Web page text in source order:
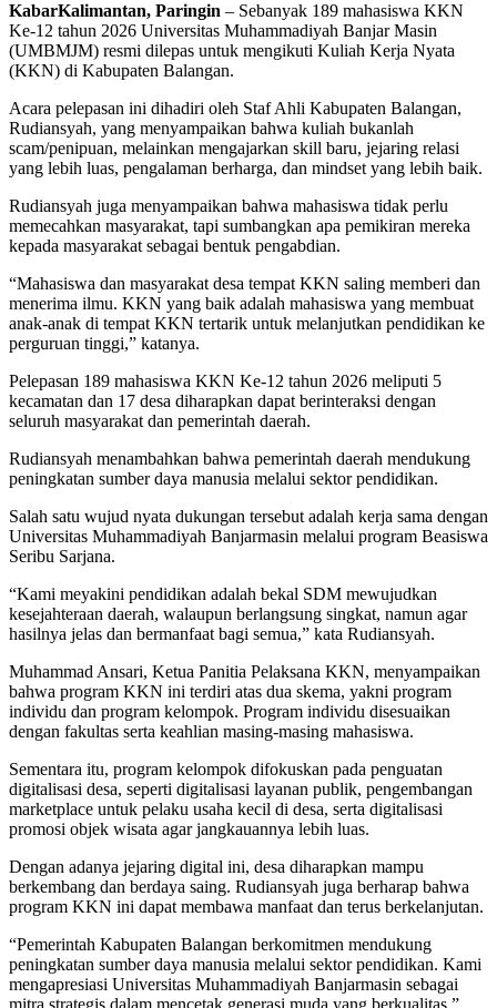
KabarKalimantan, Paringin – Sebanyak 189 mahasiswa KKN
Ke-12 tahun 2026 Universitas Muhammadiyah Banjar Masin
(UMBMJM) resmi dilepas untuk mengikuti Kuliah Kerja Nyata
(KKN) di Kabupaten Balangan.
Acara pelepasan ini dihadiri oleh Staf Ahli Kabupaten Balangan,
Rudiansyah, yang menyampaikan bahwa kuliah bukanlah
scam/penipuan, melainkan mengajarkan skill baru, jejaring relasi
yang lebih luas, pengalaman berharga, dan mindset yang lebih baik.
Rudiansyah juga menyampaikan bahwa mahasiswa tidak perlu
memecahkan masyarakat, tapi sumbangkan apa pemikiran mereka
kepada masyarakat sebagai bentuk pengabdian.
“Mahasiswa dan masyarakat desa tempat KKN saling memberi dan
menerima ilmu. KKN yang baik adalah mahasiswa yang membuat
anak-anak di tempat KKN tertarik untuk melanjutkan pendidikan ke
perguruan tinggi,” katanya.
Pelepasan 189 mahasiswa KKN Ke-12 tahun 2026 meliputi 5
kecamatan dan 17 desa diharapkan dapat berinteraksi dengan
seluruh masyarakat dan pemerintah daerah.
Rudiansyah menambahkan bahwa pemerintah daerah mendukung
peningkatan sumber daya manusia melalui sektor pendidikan.
Salah satu wujud nyata dukungan tersebut adalah kerja sama dengan
Universitas Muhammadiyah Banjarmasin melalui program Beasiswa
Seribu Sarjana.
“Kami meyakini pendidikan adalah bekal SDM mewujudkan
kesejahteraan daerah, walaupun berlangsung singkat, namun agar
hasilnya jelas dan bermanfaat bagi semua,” kata Rudiansyah.
Muhammad Ansari, Ketua Panitia Pelaksana KKN, menyampaikan
bahwa program KKN ini terdiri atas dua skema, yakni program
individu dan program kelompok. Program individu disesuaikan
dengan fakultas serta keahlian masing-masing mahasiswa.
Sementara itu, program kelompok difokuskan pada penguatan
digitalisasi desa, seperti digitalisasi layanan publik, pengembangan
marketplace untuk pelaku usaha kecil di desa, serta digitalisasi
promosi objek wisata agar jangkauannya lebih luas.
Dengan adanya jejaring digital ini, desa diharapkan mampu
berkembang dan berdaya saing. Rudiansyah juga berharap bahwa
program KKN ini dapat membawa manfaat dan terus berkelanjutan.
“Pemerintah Kabupaten Balangan berkomitmen mendukung
peningkatan sumber daya manusia melalui sektor pendidikan. Kami
mengapresiasi Universitas Muhammadiyah Banjarmasin sebagai